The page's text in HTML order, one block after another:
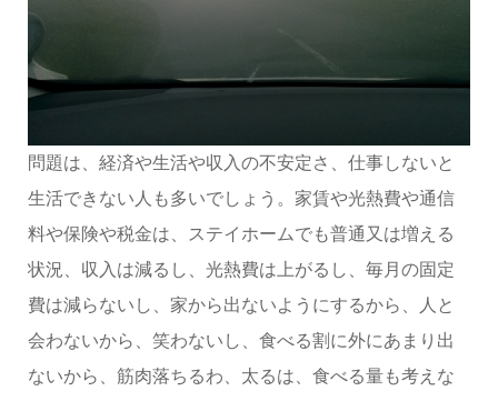
問題は、経済や生活や収入の不安定さ、仕事しないと
生活できない人も多いでしょう。家賃や光熱費や通信
料や保険や税金は、ステイホームでも普通又は増える
状況、収入は減るし、光熱費は上がるし、毎月の固定
費は減らないし、家から出ないようにするから、人と
会わないから、笑わないし、食べる割に外にあまり出
ないから、筋肉落ちるわ、太るは、食べる量も考えな